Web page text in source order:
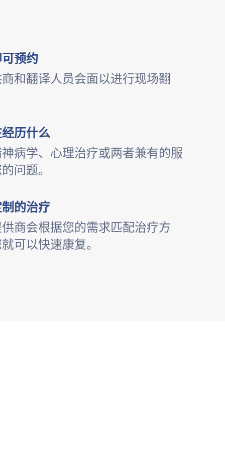
预约
和翻译人员会面以进行现场翻
历什么
病学、心理治疗或两者兼有的服
问题。
的治疗
商会根据您的需求匹配治疗方
可以快速康复。